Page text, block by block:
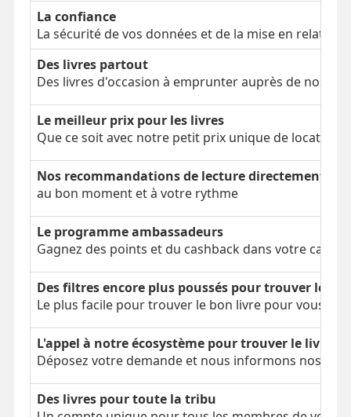
La confiance
La sécurité de vos données et de la mise en relation
Des livres partout
Des livres d'occasion à emprunter auprès de nos
Le meilleur prix pour les livres
Que ce soit avec notre petit prix unique de location
Nos recommandations de lecture directement
au bon moment et à votre rythme
Le programme ambassadeurs
Gagnez des points et du cashback dans votre
Des filtres encore plus poussés pour trouver le
Le plus facile pour trouver le bon livre pour vous
L'appel à notre écosystème pour trouver le livre
Déposez votre demande et nous informons nos
Des livres pour toute la tribu